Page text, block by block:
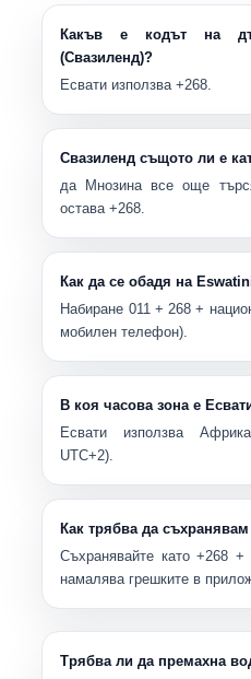
Какъв е кодът на
(Свазиленд)?
Есвати използва+268.
Свазиленд същото ли е
да Мнозина все още
остава+268.
Как да се обадя на
Набиране 011+268 +
мобилен телефон).
В коя часова зона е
Есвати използва
UTC+2).
Как трябва да
Съхранявайте като+268 +
намалява грешките в
Трябва ли да премахна